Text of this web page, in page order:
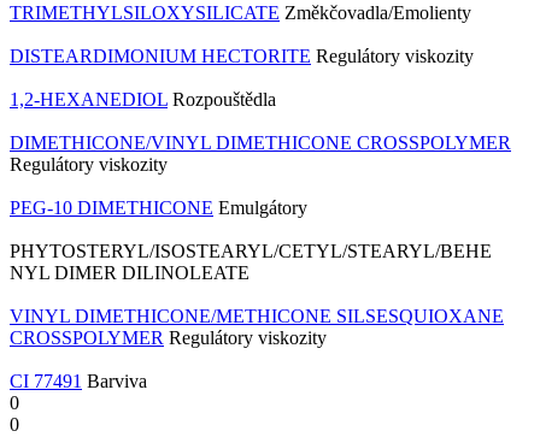
TRIMETHYLSILOXYSILICATE Změkčovadla/Emolienty
DISTEARDIMONIUM HECTORITE Regulátory viskozity
1,2-HEXANEDIOL Rozpouštědla
DIMETHICONE/VINYL DIMETHICONE CROSSPOLYMER
Regulátory viskozity
PEG-10 DIMETHICONE Emulgátory
PHYTOSTERYL/ISOSTEARYL/CETYL/STEARYL/BEHE
NYL DIMER DILINOLEATE
VINYL DIMETHICONE/METHICONE SILSESQUIOXANE
CROSSPOLYMER Regulátory viskozity
CI 77491 Barviva
0
0